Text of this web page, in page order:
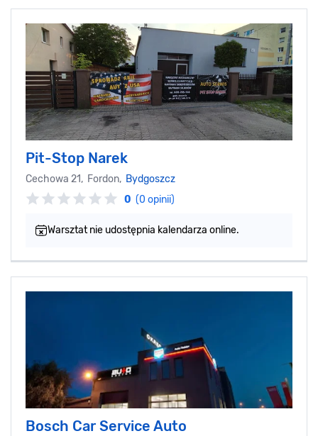
Pit-Stop Narek
Cechowa 21, Fordon, Bydgoszcz
0 (0 opinii)
Warsztat nie udostępnia kalendarza online.
Bosch Car Service Auto